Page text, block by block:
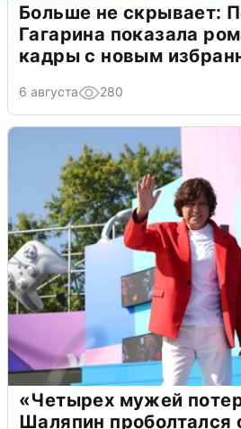
Больше не скрывает:
Гагарина показала
кадры с новым
6 августа 280
«Четырех мужей
Шаляпин проболтался